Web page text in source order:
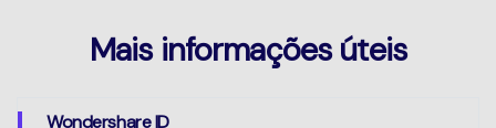
Mais informações úteis
Wondershare ID